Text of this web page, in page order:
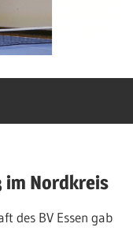
im Nordkreis
des BV Essen gab